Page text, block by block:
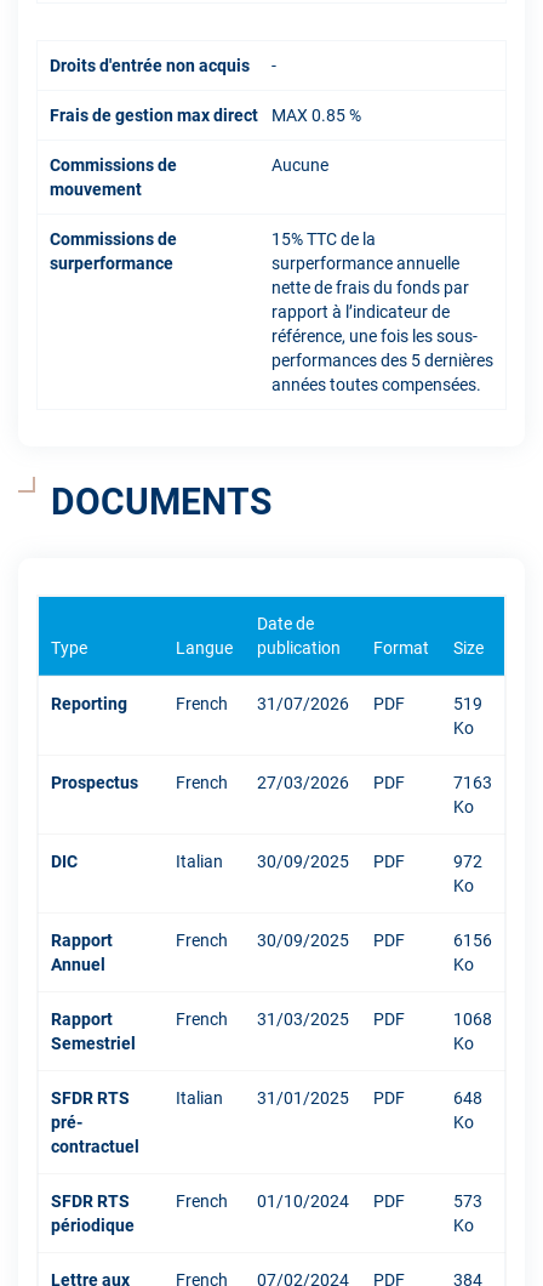
Droits d'entrée non acquis -
Frais de gestion max direct MAX 0.85 %
Commissions de
mouvement
Aucune
Commissions de
surperformance
15% TTC de la
surperformance annuelle
nette de frais du fonds par
rapport à l’indicateur de
référence, une fois les sous-
performances des 5 dernières
années toutes compensées.
DOCUMENTS
Type Langue
Date de
publication
Format Size
Reporting French 31/07/2026 PDF
519
Ko
Prospectus French 27/03/2026 PDF
7163
Ko
DIC Italian 30/09/2025 PDF
972
Ko
Rapport
Annuel
French 30/09/2025 PDF
6156
Ko
Rapport
Semestriel
French 31/03/2025 PDF
1068
Ko
SFDR RTS
pré-
contractuel
Italian 31/01/2025 PDF
648
Ko
SFDR RTS
périodique
French 01/10/2024 PDF
573
Ko
Lettre aux French 07/02/2024 PDF 384